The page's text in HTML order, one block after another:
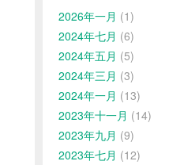
2026年一月 (1)
2024年七月 (6)
2024年五月 (5)
2024年三月 (3)
2024年一月 (13)
2023年十一月 (14)
2023年九月 (9)
2023年七月 (12)